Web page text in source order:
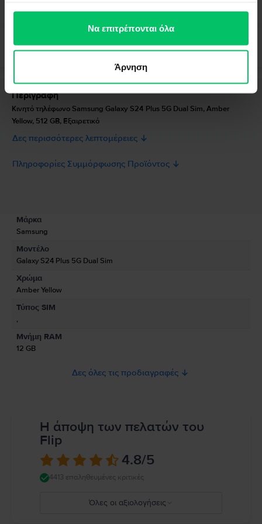
έχουν συλλέξει σε σχέση με την από μέρους σας χρήση
των υπηρεσιών τους.Να επιτρέπονται όλα
Άρνηση
Περιγραφή
Κινητό τηλέφωνο Samsung Galaxy S24 Plus 5G Dual Sim, Amber
Yellow, 512 GB, Εξαιρετικό
Δες περισσότερες λεπτομέρειες
Πληροφορίες Συμμόρφωσης Προϊόντος
Πληροφορίες Ασφάλειας Προϊόντος
Πληροφορίες σχετικά με τις προειδοποιήσεις ασφαλείας που αφορούν
Μάρκα
Samsung
Μοντέλο
Galaxy S24 Plus 5G Dual Sim
Χρώμα
Amber Yellow
Τύπος SIM
,
Μνήμη RAM
12 GB
Δες όλες τις προδιαγραφές
Η άποψη των πελατών του
Flip
4.8/5
4413 επαληθευμένες κριτικές
Όλες οι αξιολογήσεις